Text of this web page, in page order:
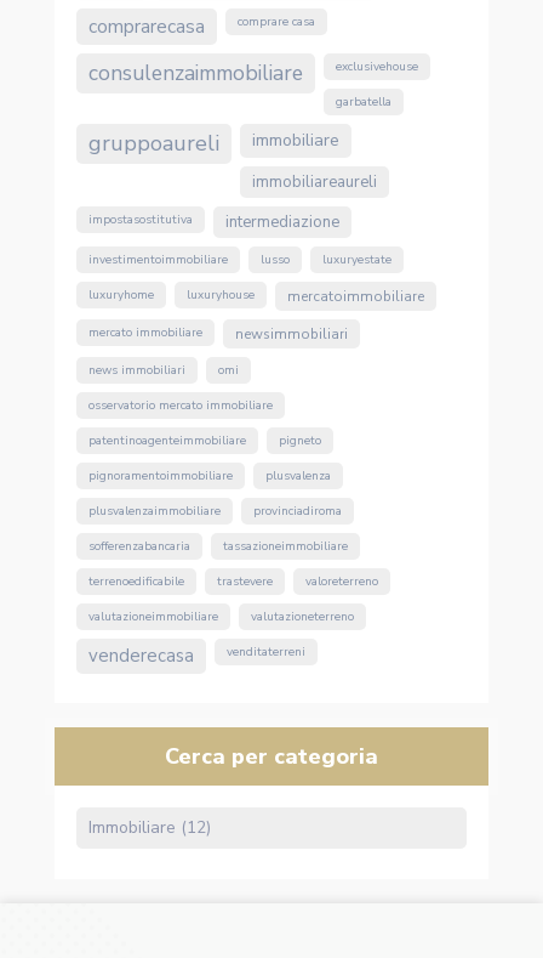
comprarecasa comprare casa
consulenzaimmobiliare exclusivehouse
garbatella
gruppoaureli immobiliare
immobiliareaureli
impostasostitutiva intermediazione
investimentoimmobiliare lusso luxuryestate
luxuryhome luxuryhouse mercatoimmobiliare
mercato immobiliare newsimmobiliari
news immobiliari omi
osservatorio mercato immobiliare
patentinoagenteimmobiliare pigneto
pignoramentoimmobiliare plusvalenza
plusvalenzaimmobiliare provinciadiroma
sofferenzabancaria tassazioneimmobiliare
terrenoedificabile trastevere valoreterreno
valutazioneimmobiliare valutazioneterreno
venderecasa venditaterreni
Cerca per categoria
Immobiliare (12)